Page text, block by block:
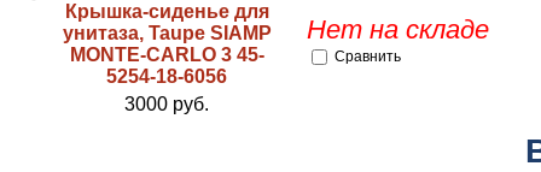
Крышка-сиденье для
унитаза, Taupe SIAMP
MONTE-CARLO 3 45-
5254-18-6056
3000 руб.
Нет на складе
Сравнить